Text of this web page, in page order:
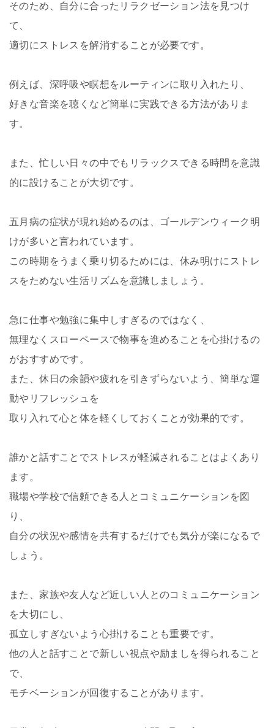
そのため、自分に合ったリラクゼーション法を見つけ
て、
適切にストレスを解消することが必要です。
例えば、深呼吸や瞑想をルーティンに取り入れたり、
好きな音楽を聴くなど簡単に実践できる方法がありま
す。
また、忙しい日々の中でもリラックスできる時間を意識
的に設けることが大切です。
五月病の症状が現れ始めるのは、ゴールデンウィーク明
けが多いと言われています。
この時期をうまく乗り切るためには、休み明けにストレ
スをためない生活リズムを意識しましょう。
急に仕事や勉強に集中しすぎるのではなく、
無理なくスローペースで物事を進めることを心掛けるの
がおすすめです。
また、休日の余韻や疲れを引きずらないよう、簡単な運
動やリフレッシュを
取り入れて心と体を軽くしておくことが効果的です。
誰かと話すことでストレスが軽減されることはよくあり
ます。
職場や学校で信頼できる人とコミュニケーションを図
り、
自分の状況や感情を共有するだけでも気分が楽になるで
しょう。
また、家族や友人など近しい人とのコミュニケーション
を大切にし、
孤立しすぎないよう心掛けることも重要です。
他の人と話すことで新しい視点や励ましを得られること
で、
モチベーションが回復することがあります。